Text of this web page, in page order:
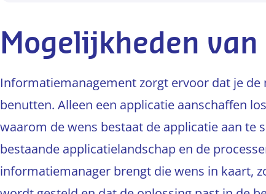
Mogelijkheden
Informatiemanagement zorgt ervoor dat je
benutten. Alleen een applicatie aanschaffen
waarom de wens bestaat de applicatie aan te
bestaande applicatielandschap en de
informatiemanager brengt die wens in kaart,